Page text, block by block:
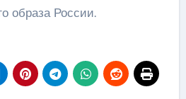
образа России.